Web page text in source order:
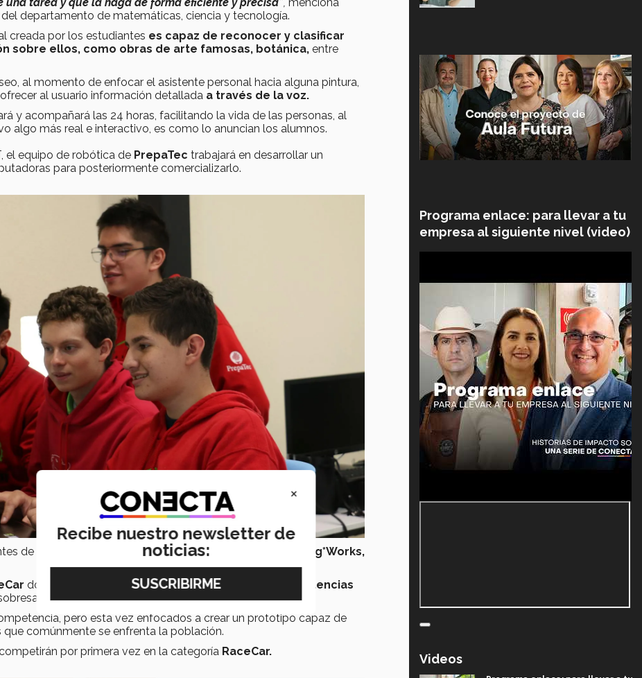
departamento de matemáticas, ciencia y tecnología.
creada por los estudiantes es capaz de reconocer y clasificar
sobre ellos, como obras de arte famosas, botánica, entre
al momento de enfocar el asistente personal hacia alguna pintura,
al usuario información detallada a través de la voz.
y acompañará las 24 horas, facilitando la vida de las personas, al
algo más real e interactivo, es como lo anuncian los alumnos.
el equipo de robótica de PrepaTec trabajará en desarrollar un
para posteriormente comercializarlo.
de PrepaTec Esmeraldaparticiparán en la categoría
Cog*Works,
donde se coronaron con elsegundo lugar en competencias
durante todo el campamento.
pero esta vez enfocados a crear un prototipo capaz de
comúnmente se enfrenta la población.
por primera vez en la categoría RaceCar.
Programa enlace: para llevar a tu
empresa al siguiente nivel (video)
Videos
×
Recibe nuestro newsletter de
noticias: